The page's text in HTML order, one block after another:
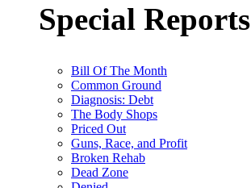
Special Reports
Bill Of The Month
Common Ground
Diagnosis: Debt
The Body Shops
Priced Out
Guns, Race, and Profit
Broken Rehab
Dead Zone